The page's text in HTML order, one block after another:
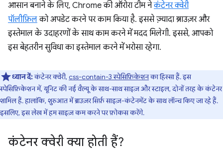
आसान बनाने के लिए, Chrome की ऑरोरा टीम नेकंटेनर क्वेरी
पॉलीफ़िलको अपडेट करने पर काम किया है. इससे ज़्यादा ब्राउज़र और
इस्तेमाल के उदाहरणों के साथ काम करने में मदद मिलेगी. इससे, आपको
इस बेहतरीन सुविधा का इस्तेमाल करने में भरोसा रहेगा.
ध्यान दें:कंटेनर क्वेरी, css-contain-3 स्पेसिफ़िकेशनका हिस्सा हैं. इस
स्पेसिफ़िकेशन में, यूनिट की नई वैल्यू के साथ-साथ साइज़ और स्टाइल, दोनों तरह के कंटेनर
शामिल हैं. हालांकि, शुरुआत में ब्राउज़र सिर्फ़ साइज़-कंटेनमेंट के साथ लॉन्च किए जा रहे हैं.
इसलिए, इस लेख में हम साइज़ कम करने पर फ़ोकस करेंगे.
कंटेनर क्वेरी क्या होती हैं?